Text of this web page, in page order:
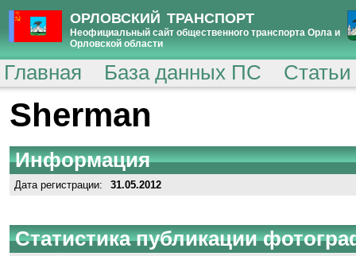
ОРЛОВСКИЙ ТРАНСПОРТ
Неофициальный сайт общественного транспорта Орла и
Орловской области
Главная База данных ПС
Sherman
Информация
Дата регистрации: 31.05.2012
Статистика публикации